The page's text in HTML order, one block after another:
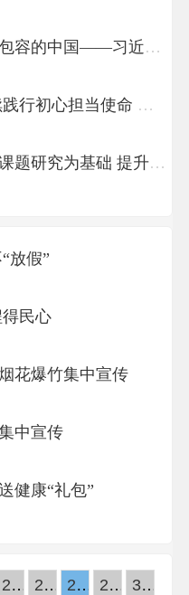
向世界展示一个文明开放包容的中国——习近平主席2020年新年贺词启示录⑤
以主题教育为新起点 持续践行初心担当使命 为推动渝中高质量发展提供坚强政治保证
大坪小学教育集团：以小课题研究为基础 提升教师能力
放假”
民心
花爆竹集中宣传
中宣传
健康“礼包”
26 27 28 29 30